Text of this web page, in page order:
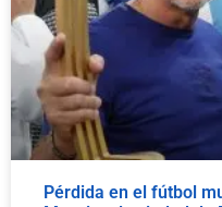
Pérdida en el fútbol